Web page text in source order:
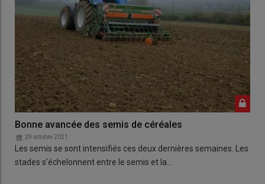
Bonne avancée des semis de céréales
29 octobre 2021
Les semis se sont intensifiés ces deux dernières semaines. Les
stades s’échelonnent entre le semis et la…